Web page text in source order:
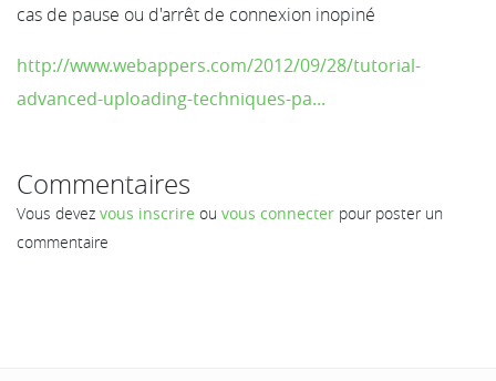
cas de pause ou d'arrêt de connexion inopiné
http://www.webappers.com/2012/09/28/tutorial-
advanced-uploading-techniques-pa...
Commentaires
Vous devez vous inscrire ou vous connecter pour poster un
commentaire